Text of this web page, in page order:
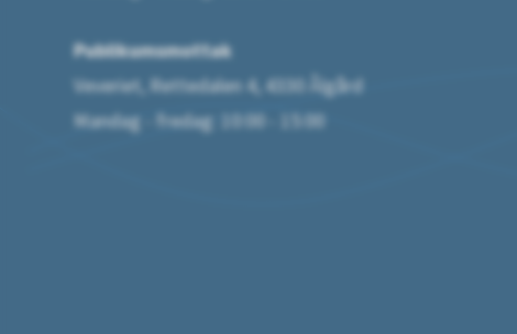
Publikumsmottak
Veveriet, Rettedalen 4, 4330 Ålgård
Mandag - fredag: 10:00 - 15:00